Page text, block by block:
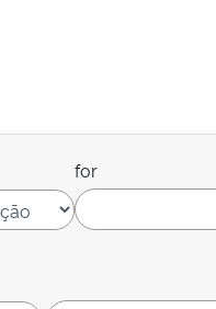
for